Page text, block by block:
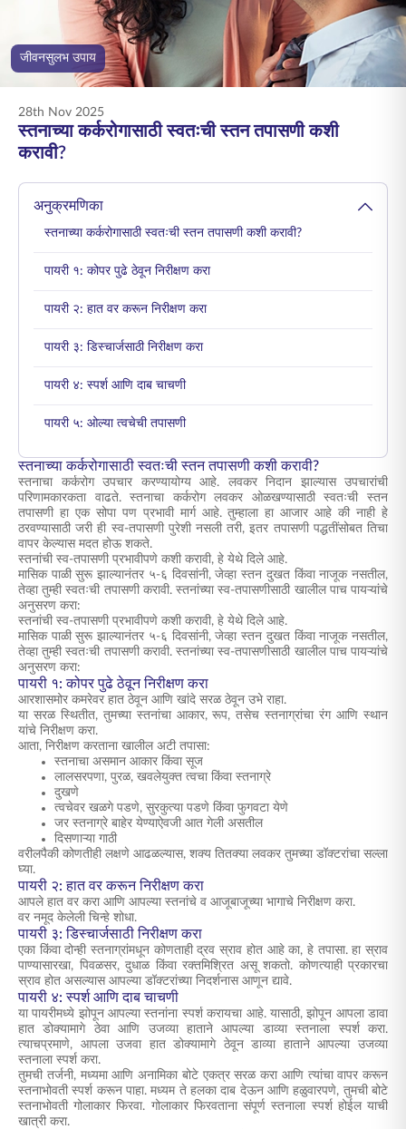
ENGLISH
ऑनलाइन खरेदी करा प्रीमियम भरा
जीवनसुलभ उपाय
28th Nov 2025
स्तनाच्या कर्करोगासाठी स्वतःची स्तन तपासणी कशी
करावी?
अनुक्रमणिका
स्तनाच्या कर्करोगासाठी स्वतःची स्तन तपासणी कशी करावी?
पायरी १: कोपर पुढे ठेवून निरीक्षण करा
पायरी २: हात वर करून निरीक्षण करा
पायरी ३: डिस्चार्जसाठी निरीक्षण करा
पायरी ४: स्पर्श आणि दाब चाचणी
पायरी ५: ओल्या त्वचेची तपासणी
स्तनाच्या कर्करोगासाठी स्वतःची स्तन तपासणी कशी करावी?
स्तनाचा कर्करोग उपचार करण्यायोग्य आहे. लवकर निदान झाल्यास उपचारांची
परिणामकारकता वाढते. स्तनाचा कर्करोग लवकर ओळखण्यासाठीस्वतःची स्तन
तपासणीहा एक सोपा पण प्रभावी मार्ग आहे. तुम्हाला हा आजार आहे की नाही हे
ठरवण्यासाठी जरी ही स्व-तपासणी पुरेशी नसली तरी, इतर तपासणी पद्धतींसोबत तिचा
वापर केल्यास मदत होऊ शकते.
स्तनांची स्व-तपासणीप्रभावीपणे कशी करावी, हे येथे दिले आहे.
मासिक पाळी सुरू झाल्यानंतर ५-६ दिवसांनी, जेव्हा स्तन दुखत किंवा नाजूक नसतील,
तेव्हा तुम्ही स्वतःची तपासणी करावी. स्तनांच्या स्व-तपासणीसाठी खालील पाच पायऱ्यांचे
अनुसरण करा:
स्तनांची स्व-तपासणीप्रभावीपणे कशी करावी, हे येथे दिले आहे.
मासिक पाळी सुरू झाल्यानंतर ५-६ दिवसांनी, जेव्हा स्तन दुखत किंवा नाजूक नसतील,
तेव्हा तुम्ही स्वतःची तपासणी करावी.स्तनांच्या स्व-तपासणीसाठी खालील पाच पायऱ्यांचे
अनुसरण करा:
पायरी १: कोपर पुढे ठेवून निरीक्षण करा
आरशासमोर कमरेवर हात ठेवून आणि खांदे सरळ ठेवून उभे राहा.
या सरळ स्थितीत, तुमच्या स्तनांचा आकार, रूप, तसेच स्तनाग्रांचा रंग आणि स्थान
यांचे निरीक्षण करा.
आता, निरीक्षण करताना खालील अटी तपासा:
स्तनाचा असमान आकार किंवा सूज
लालसरपणा, पुरळ, खवलेयुक्त त्वचा किंवा स्तनाग्रे
दुखणे
त्वचेवर खळगे पडणे, सुरकुत्या पडणे किंवा फुगवटा येणे
जर स्तनाग्रे बाहेर येण्याऐवजी आत गेली असतील
दिसणाऱ्या गाठी
वरीलपैकी कोणतीही लक्षणे आढळल्यास, शक्य तितक्या लवकर तुमच्या डॉक्टरांचा सल्ला
घ्या.
पायरी २: हात वर करून निरीक्षण करा
आपले हात वर करा आणि आपल्या स्तनांचे व आजूबाजूच्या भागाचे निरीक्षण करा.
वर नमूद केलेली चिन्हे शोधा.
पायरी ३: डिस्चार्जसाठी निरीक्षण करा
एका किंवा दोन्ही स्तनाग्रांमधून कोणताही द्रव स्राव होत आहे का, हे तपासा. हा स्राव
पाण्यासारखा, पिवळसर, दुधाळ किंवा रक्तमिश्रित असू शकतो. कोणत्याही प्रकारचा
स्राव होत असल्यास आपल्या डॉक्टरांच्या निदर्शनास आणून द्यावे.
पायरी ४: स्पर्श आणि दाब चाचणी
या पायरीमध्ये झोपून आपल्या स्तनांना स्पर्श करायचा आहे. यासाठी, झोपून आपला डावा
हात डोक्यामागे ठेवा आणि उजव्या हाताने आपल्या डाव्या स्तनाला स्पर्श करा.
त्याचप्रमाणे, आपला उजवा हात डोक्यामागे ठेवून डाव्या हाताने आपल्या उजव्या
स्तनाला स्पर्श करा.
तुमची तर्जनी, मध्यमा आणि अनामिका बोटे एकत्र सरळ करा आणि त्यांचा वापर करून
स्तनाभोवती स्पर्श करून पाहा. मध्यम ते हलका दाब देऊन आणि हळुवारपणे, तुमची बोटे
स्तनाभोवती गोलाकार फिरवा. गोलाकार फिरवताना संपूर्ण स्तनाला स्पर्श होईल याची
खात्री करा.